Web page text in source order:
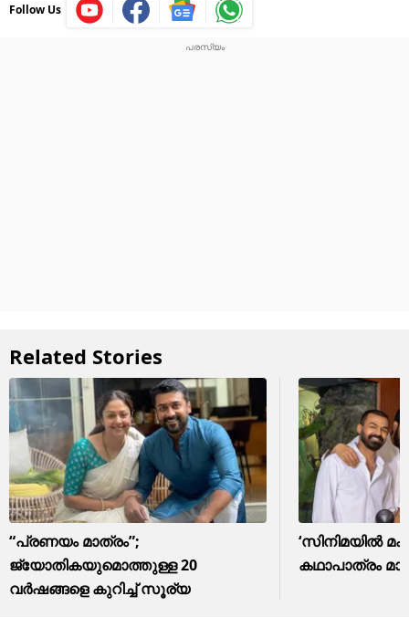
Follow Us
Related Stories
“പ്രണയം മാത്രം”;
ജ്യോതികയുമൊത്തുള്ള 20
വർഷങ്ങളെ കുറിച്ച് സൂര്യ
‘സിനിമയിൽ
കഥാപാത്രം